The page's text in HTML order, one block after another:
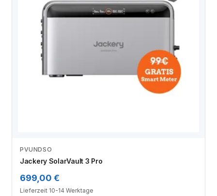
PVUNDSO
Jackery SolarVault 3 Pro
699,00 €
Lieferzeit 10-14 Werktage